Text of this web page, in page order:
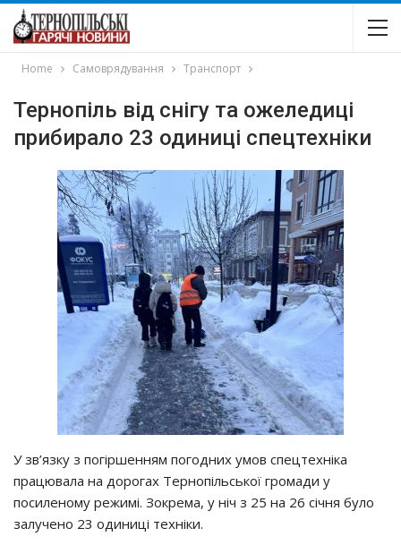
Home Самоврядування Транспорт
Тернопіль від снігу та ожеледиці
прибирало 23 одиниці спецтехніки
У зв’язку з погіршенням погодних умов спецтехніка
працювала на дорогах Тернопільської громади у
посиленому режимі. Зокрема, у ніч з 25 на 26 січня було
залучено 23 одиниці техніки.